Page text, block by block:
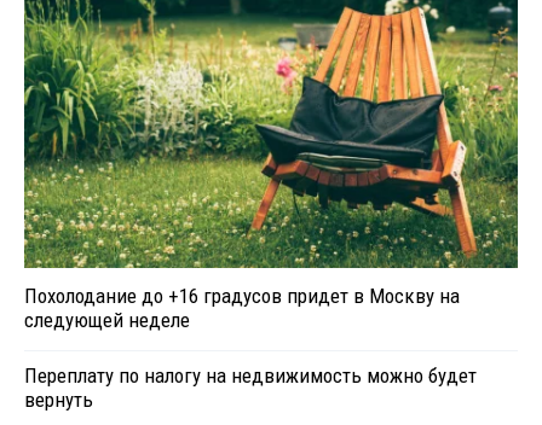
Похолодание до +16 градусов придет в Москву на
следующей неделе
Переплату по налогу на недвижимость можно будет
вернуть